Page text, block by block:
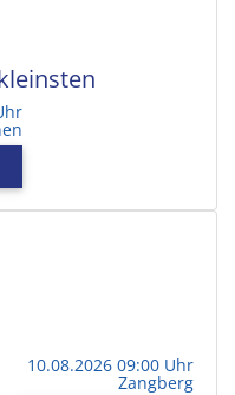
10.08.2026 09:00 Uhr
Zangberg